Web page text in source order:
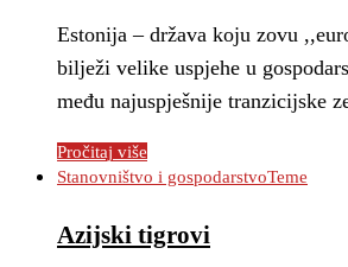
Estonija – država koju zovu
bilježi velike uspjehe u
među najuspješnije tranzicijske
Pročitaj više
Stanovništvo i gospodarstvoTeme
Azijski tigrovi